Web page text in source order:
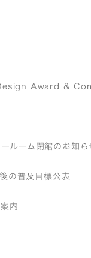
Design Award &
ルーム閉館のお知ら
の普及目標公表
内